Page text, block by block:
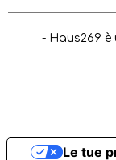
- Haus269 è
Le tue